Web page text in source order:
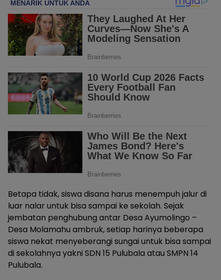
Betapa tidak, siswa disana harus menempuh jalur di
luar nalar untuk bisa sampai ke sekolah. Sejak
jembatan penghubung antar Desa Ayumolingo –
Desa Molamahu ambruk, setiap harinya beberapa
siswa nekat menyeberangi sungai untuk bisa sampai
di sekolahnya yakni SDN 15 Pulubala atau SMPN 14
Pulubala.